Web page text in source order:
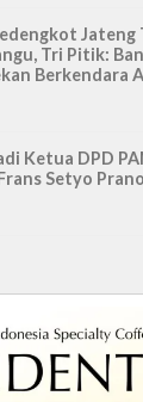
Jateng
Tri Pitik:
Berkendara
Ketua DPD
Setyo